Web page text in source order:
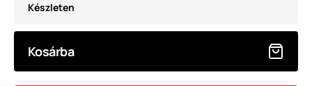
Készleten
Kosárba